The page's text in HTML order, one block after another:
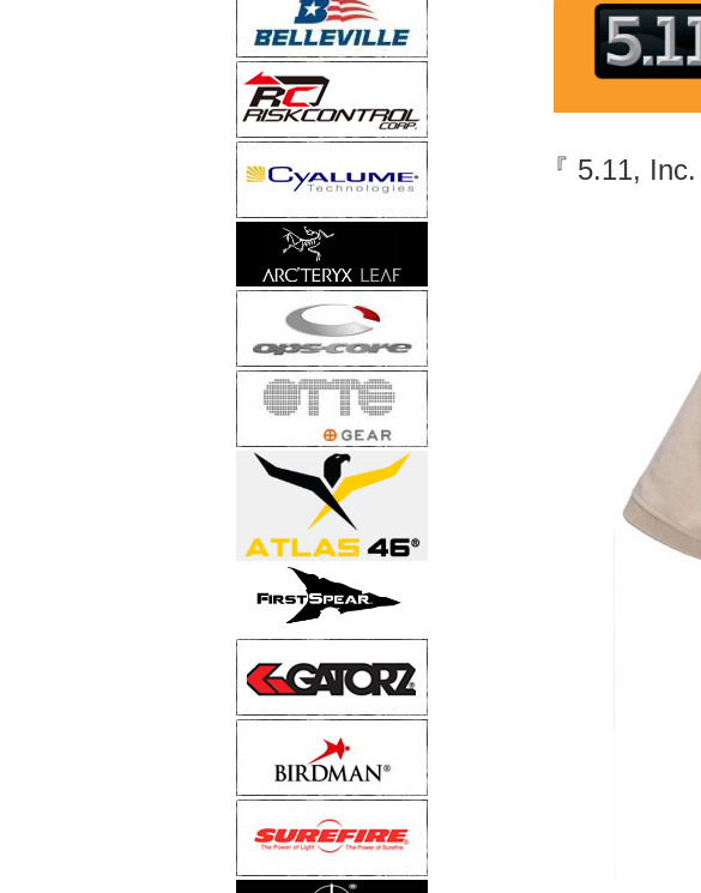
『 5.11,